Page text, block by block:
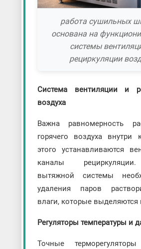
работа сушильных
основана на
системы
рециркуляции
Система вентиляции и
воздуха
Важна равномерность
горячего воздуха внутри
этого устанавливаются
каналы
вытяжной системы
удаления паров
влаги, которые выделяются
Регуляторы температуры и
Точные